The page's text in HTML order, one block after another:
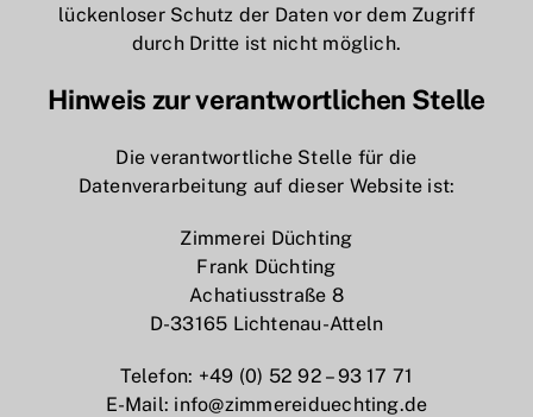
lückenloser Schutz der Daten vor dem Zugriff
durch Dritte ist nicht möglich.
Hinweis zur verantwortlichen Stelle
Die verantwortliche Stelle für die
Datenverarbeitung auf dieser Website ist:
Zimmerei Düchting
Frank Düchting
Achatiusstraße 8
D-33165 Lichtenau-Atteln
Telefon: +49 (0) 52 92 – 93 17 71
E-Mail: info@zimmereiduechting.de